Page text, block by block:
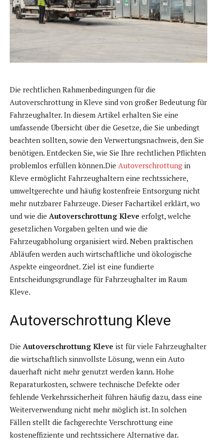
Die rechtlichen Rahmenbedingungen für die
Autoverschrottung in Kleve sind von großer Bedeutung für
Fahrzeughalter. In diesem Artikel erhalten Sie eine
umfassende Übersicht über die Gesetze, die Sie unbedingt
beachten sollten, sowie den Verwertungsnachweis, den Sie
benötigen. Entdecken Sie, wie Sie Ihre rechtlichen Pflichten
problemlos erfüllen können.Die Autoverschrottung in
Kleve ermöglicht Fahrzeughaltern eine rechtssichere,
umweltgerechte und häufig kostenfreie Entsorgung nicht
mehr nutzbarer Fahrzeuge. Dieser Fachartikel erklärt, wo
und wie die Autoverschrottung Kleve erfolgt, welche
gesetzlichen Vorgaben gelten und wie die
Fahrzeugabholung organisiert wird. Neben praktischen
Abläufen werden auch wirtschaftliche und ökologische
Aspekte eingeordnet. Ziel ist eine fundierte
Entscheidungsgrundlage für Fahrzeughalter im Raum
Kleve.
Autoverschrottung Kleve
Die Autoverschrottung Kleve ist für viele Fahrzeughalter
die wirtschaftlich sinnvollste Lösung, wenn ein Auto
dauerhaft nicht mehr genutzt werden kann. Hohe
Reparaturkosten, schwere technische Defekte oder
fehlende Verkehrssicherheit führen häufig dazu, dass eine
Weiterverwendung nicht mehr möglich ist. In solchen
Fällen stellt die fachgerechte Verschrottung eine
kosteneffiziente und rechtssichere Alternative dar.